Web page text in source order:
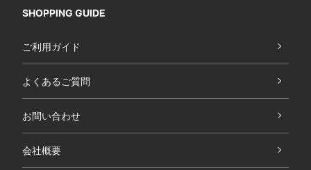
SHOPPING GUIDE
ご利用ガイド
よくあるご質問
お問い合わせ
会社概要